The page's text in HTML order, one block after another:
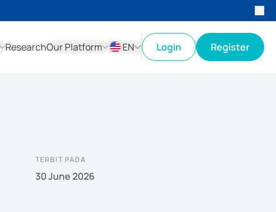
ResearchOur Platform
EN
Login Register
TERBIT PADA
30 June 2026